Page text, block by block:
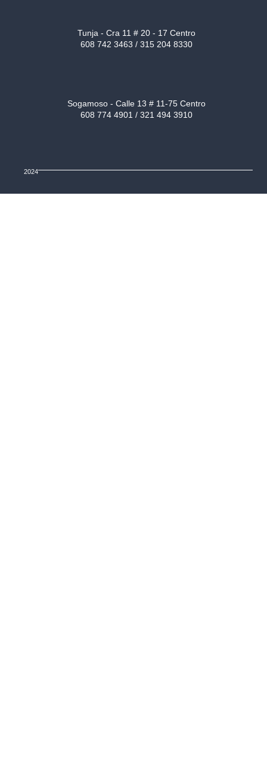
Tunja - Cra 11 # 20 - 17 Centro
608 742 3463 / 315 204 8330
Sogamoso - Calle 13 # 11-75 Centro
608 774 4901 / 321 494 3910
2024